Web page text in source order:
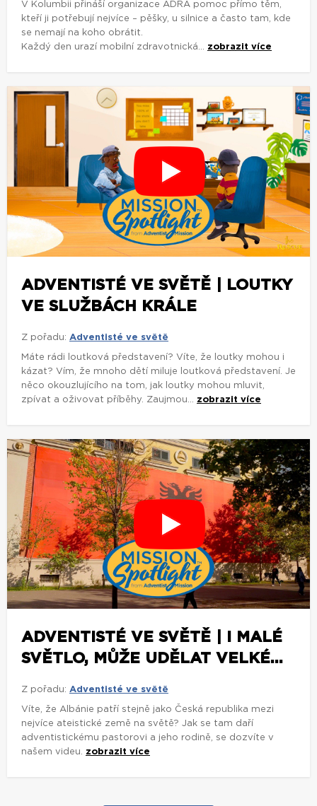
V Kolumbii přináší organizace ADRA pomoc přímo těm,
kteří ji potřebují nejvíce – pěšky, u silnice a často tam, kde
se nemají na koho obrátit.
Každý den urazí mobilní zdravotnická... zobrazit více
ADVENTISTÉ VE SVĚTĚ | LOUTKY
VE SLUŽBÁCH KRÁLE
Z pořadu: Adventisté ve světě
Máte rádi loutková představení? Víte, že loutky mohou i
kázat? Vím, že mnoho dětí miluje loutková představení. Je
něco okouzlujícího na tom, jak loutky mohou mluvit,
zpívat a oživovat příběhy. Zaujmou... zobrazit více
ADVENTISTÉ VE SVĚTĚ | I MALÉ
SVĚTLO, MŮŽE UDĚLAT VELKÉ...
Z pořadu: Adventisté ve světě
Víte, že Albánie patří stejně jako Česká republika mezi
nejvíce ateistické země na světě? Jak se tam daří
adventistickému pastorovi a jeho rodině, se dozvíte v
našem videu. zobrazit více